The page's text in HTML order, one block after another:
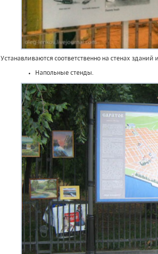
Устанавливаются соответственно на стенах
Напольные стенды.